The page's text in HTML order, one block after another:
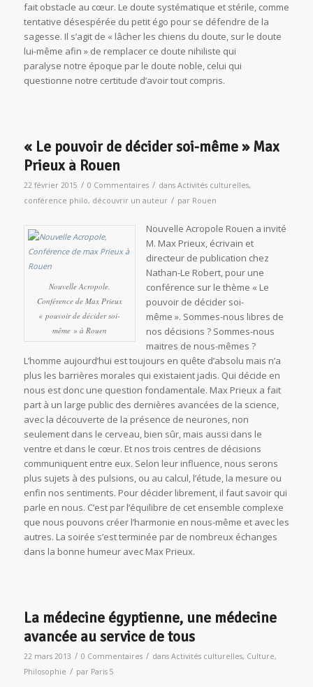
fait obstacle au cœur. Le doute systématique et stérile, comme
tentative désespérée du petit égo pour se défendre de la
sagesse. Il s’agit de « lâcher les chiens du doute, sur le doute
lui-même afin » de remplacer ce doute nihiliste qui
paralyse notre époque par le doute noble, celui qui
questionne notre certitude d’avoir tout compris.
« Le pouvoir de décider soi-même » Max
Prieux à Rouen
22 février 2015 / 0 Commentaires / dans Activités culturelles,
conférence philo, découvrir un auteur / par Rouen
Nouvelle Acropole,
Conférence de Max Prieux
« pouvoir de décider soi-
même » à Rouen
Nouvelle Acropole Rouen a invité
M. Max Prieux, écrivain et
directeur de publication chez
Nathan-Le Robert, pour une
conférence sur le thème « Le
pouvoir de décider soi-
même ». Sommes-nous libres de
nos décisions ? Sommes-nous
maitres de nous-mêmes ?
L’homme aujourd’hui est toujours en quête d’absolu mais n’a
plus les barrières morales qui existaient jadis. Qui décide en
nous est donc une question fondamentale. Max Prieux a fait
part à un large public des dernières avancées de la science,
avec la découverte de la présence de neurones, non
seulement dans le cerveau, bien sûr, mais aussi dans le
ventre et dans le cœur. Et nos trois centres de décisions
communiquent entre eux. Selon leur influence, nous serons
plus sujets à des pulsions, ou au calcul, l’étude, la mesure ou
enfin nos sentiments. Pour décider librement, il faut savoir qui
parle en nous. C’est par l’équilibre de cet ensemble complexe
que nous pouvons créer l’harmonie en nous-même et avec les
autres. La soirée s’est terminée par de nombreux échanges
dans la bonne humeur avec Max Prieux.
La médecine égyptienne, une médecine
avancée au service de tous
22 mars 2013 / 0 Commentaires / dans Activités culturelles, Culture,
Philosophie / par Paris 5